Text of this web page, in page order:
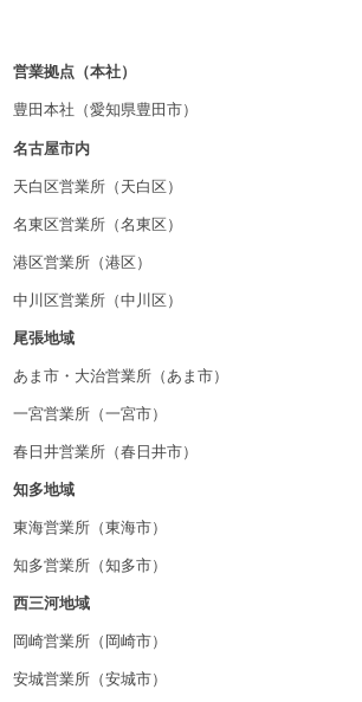
営業拠点（本社）
豊田本社（愛知県豊田市）
名古屋市内
天白区営業所（天白区）
名東区営業所（名東区）
港区営業所（港区）
中川区営業所（中川区）
尾張地域
あま市・大治営業所（あま市）
一宮営業所（一宮市）
春日井営業所（春日井市）
知多地域
東海営業所（東海市）
知多営業所（知多市）
西三河地域
岡崎営業所（岡崎市）
安城営業所（安城市）